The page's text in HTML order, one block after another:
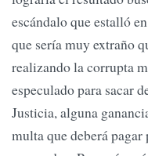
escándalo que estalló
que sería muy extraño
realizando la corrupta
especulado para sacar
Justicia, alguna
multa que deberá pagar